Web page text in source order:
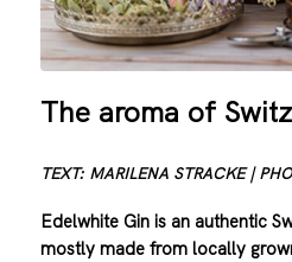
The aroma of
TEXT: MARILENA STRACKE |
Edelwhite Gin is an authentic
mostly made from locally